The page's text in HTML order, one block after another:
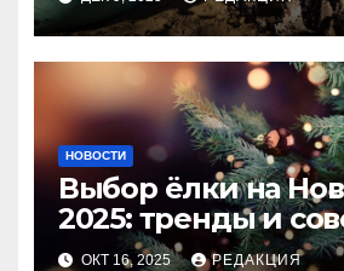
НОВОСТИ
Выбор ёлки на
2025: тренды и
идеального
ОКТ 16, 2025 РЕДАКЦИЯ